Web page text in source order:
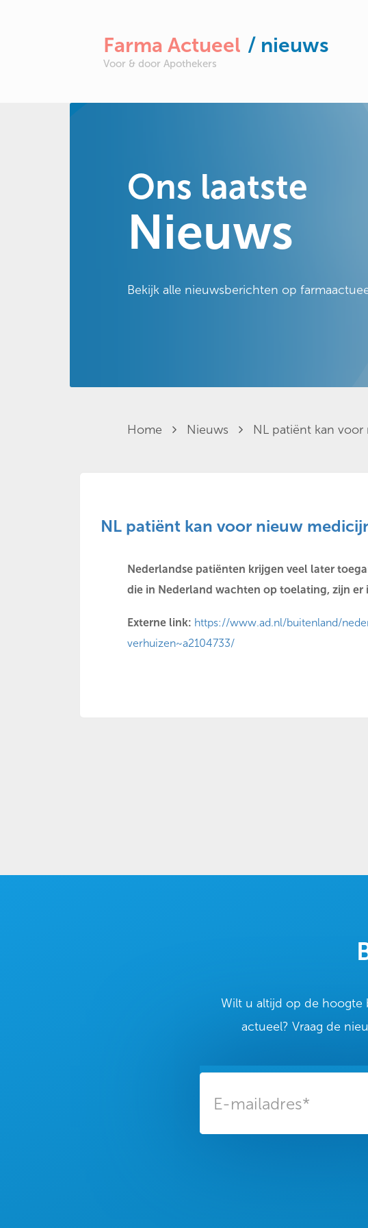
Farma Actueel / nieuws
Voor & door Apothekers
Ons laatste
Nieuws
Bekijk alle nieuwsberichten op
Home Nieuws NL patiënt kan
NL patiënt kan voor nieuw
Nederlandse patiënten krijgen veel later
die in Nederland wachten op toelating, zijn
Externe link: https://www.ad.nl/buitenland/
verhuizen~a2104733/
Wilt u altijd op de hoogte
actueel? Vraag de